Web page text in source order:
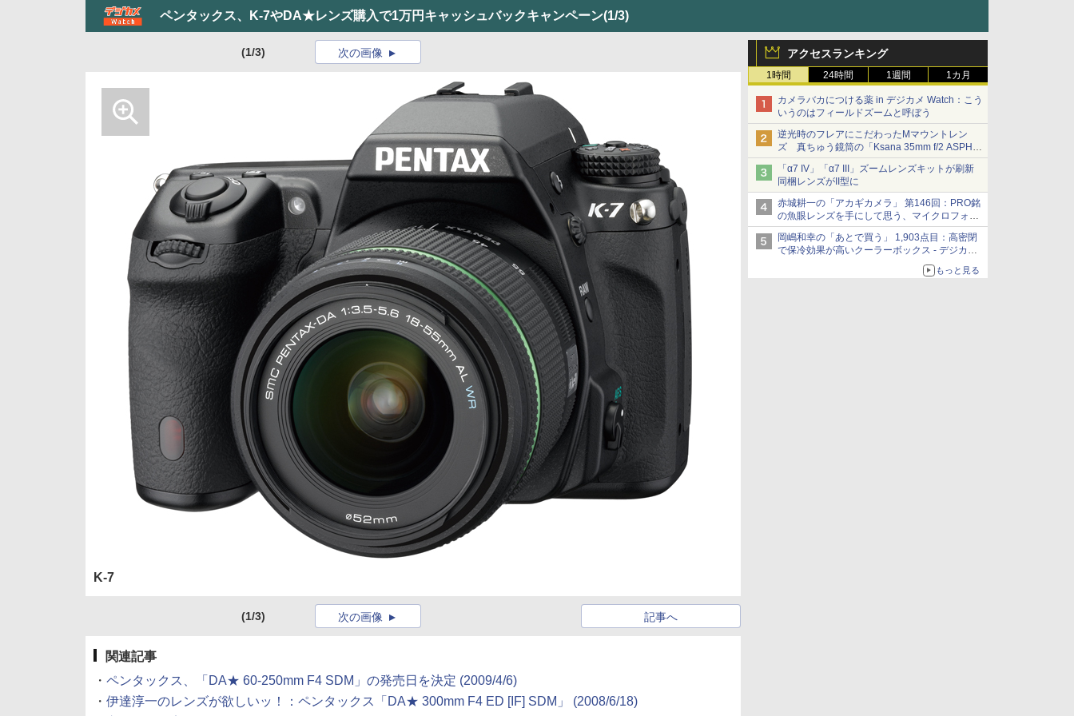
ペンタックス、K-7やDA★レンズ購入で1万円キャッシュバックキャンペーン(1/3)
アクセスランキング
1時間 24時間 1週間 1カ月
カメラバカにつける薬 in デジカメ Watch：こう
いうのはフィールドズームと呼ぼう
逆光時のフレアにこだわったMマウントレン
ズ 真ちゅう鏡筒の「Ksana 35mm f/2 ASPH.
シルバークローム」
「α7 IV」「α7 III」ズームレンズキットが刷新
同梱レンズがII型に
赤城耕一の「アカギカメラ」 第146回：PRO銘
の魚眼レンズを手にして思う、マイクロフォー
サーズへの期待と可能性
岡嶋和幸の「あとで買う」 1,903点目：高密閉
で保冷効果が高いクーラーボックス - デジカメ
もっと見る
(1/3) 次の画像
K-7
(1/3) 記事へ
次の画像
関連記事
・ ペンタックス、「DA★ 60-250mm F4 SDM」の発売日を決定 (2009/4/6)
・ 伊達淳一のレンズが欲しいッ！：ペンタックス「DA★ 300mm F4 ED [IF] SDM」 (2008/6/18)